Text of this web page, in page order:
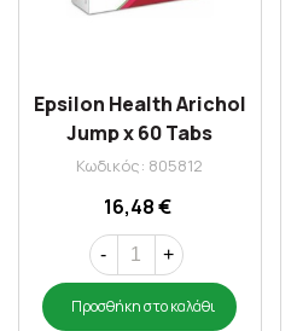
Epsilon Health Arichol
Jump x 60 Tabs
Κωδικός: 805812
16,48 €
- +
Προσθήκη στο καλάθι